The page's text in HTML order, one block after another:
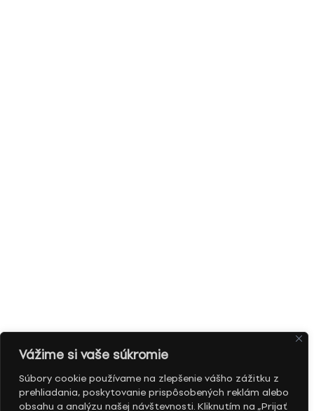
Vážime si vaše súkromie
Súbory cookie používame na zlepšenie vášho zážitku z
prehliadania, poskytovanie prispôsobených reklám alebo
obsahu a analýzu našej návštevnosti. Kliknutím na „Prijať